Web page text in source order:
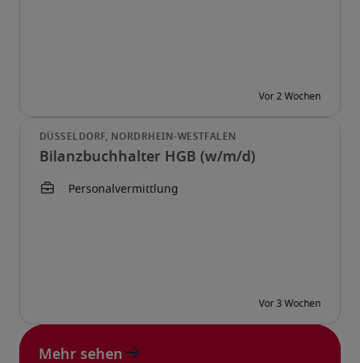
Bilanzbuchhalter HGB (w/m/d)
Mehr sehen